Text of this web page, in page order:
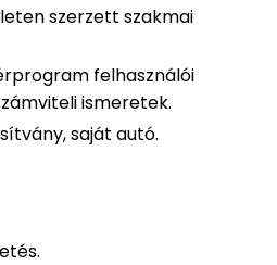
szerzett szakmai
felhasználói
ismeretek.
saját autó.